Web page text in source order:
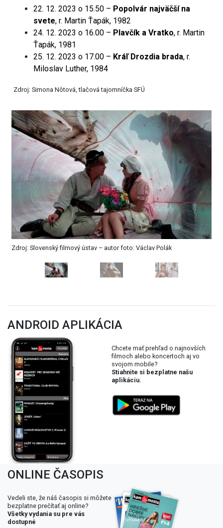
22. 12. 2023 o 15.50 – Popolvár najväčší na
svete, r. Martin Ťapák, 1982
24. 12. 2023 o 16.00 – Plavčík a Vratko, r. Martin
Ťapák, 1981
25. 12. 2023 o 17.00 – Kráľ Drozdia brada, r.
Miloslav Luther, 1984
Zdroj: Simona Nôtová, tlačová tajomníčka SFÚ
Zdroj: Slovenský filmový ústav – autor foto: Václav Polák
ANDROID APLIKÁCIA
Chcete mať prehľad o najnovších
filmoch alebo koncertoch aj vo
svojom mobile?
aplikáciu.
ONLINE ČASOPIS
Vedeli ste, že náš časopis si môžete
bezplatne prečítať aj online?
Všetky vydania su pre vás
dostupné
PREČÍTAŤ ONLINE
SLEDUJTE NÁŠ INSTAGRAM